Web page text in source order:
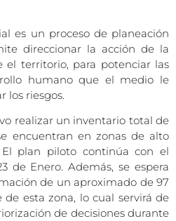
es un proceso de planeación
direccionar la acción de la
el territorio, para potenciar las
humano que el medio le
los riesgos.
realizar un inventario total de
encuentran en zonas de alto
plan piloto continúa con el
de Enero. Además, se espera
de un aproximado de 97
esta zona, lo cual servirá de
de decisiones durante